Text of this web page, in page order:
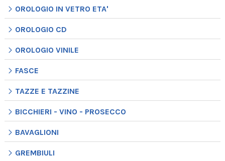
OROLOGIO IN VETRO ETA'
OROLOGIO CD
OROLOGIO VINILE
FASCE
TAZZE E TAZZINE
BICCHIERI - VINO - PROSECCO
BAVAGLIONI
GREMBIULI